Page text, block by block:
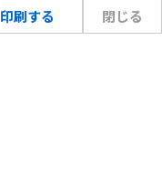
印刷する 閉じる